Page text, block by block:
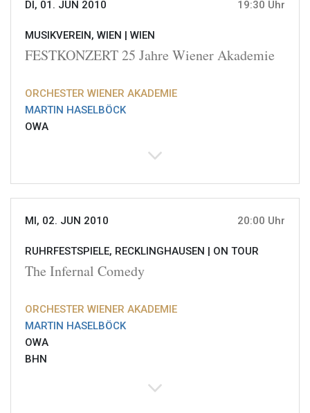
DI, 01. JUN 2010 19:30 Uhr
MUSIKVEREIN, WIEN | WIEN
FESTKONZERT 25 Jahre Wiener Akademie
ORCHESTER WIENER AKADEMIE
MARTIN HASELBÖCK
OWA
MI, 02. JUN 2010 20:00 Uhr
RUHRFESTSPIELE, RECKLINGHAUSEN | ON TOUR
The Infernal Comedy
ORCHESTER WIENER AKADEMIE
MARTIN HASELBÖCK
OWA
BHN